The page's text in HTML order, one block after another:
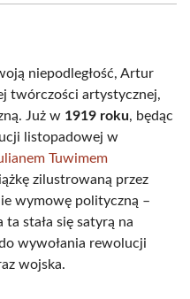
niepodległość, Artur
twórczości artystycznej,
Już w 1919 roku, będąc
listopadowej w
Tuwimem
zilustrowaną przez
wymowę polityczną –
ta stała się satyrą na
wywołania rewolucji
wojska.